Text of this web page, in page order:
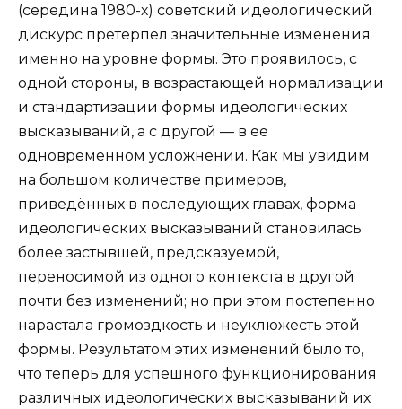
(середина 1980-х) советский идеологический
дискурс претерпел значительные изменения
именно на уровне формы. Это проявилось, с
одной стороны, в возрастающей нормализации
и стандартизации формы идеологических
высказываний, а с другой — в её
одновременном усложнении. Как мы увидим
на большом количестве примеров,
приведённых в последующих главах, форма
идеологических высказываний становилась
более застывшей, предсказуемой,
переносимой из одного контекста в другой
почти без изменений; но при этом постепенно
нарастала громоздкость и неуклюжесть этой
формы. Результатом этих изменений было то,
что теперь для успешного функционирования
различных идеологических высказываний их